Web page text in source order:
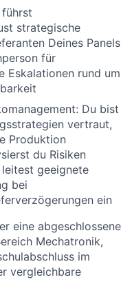
führst
strategische
Deines Panels
für
Eskalationen rund um
Du bist
vertraut,
Produktion
du Risiken
geeignete
bei
ein
eine abgeschlossene
Mechatronik,
im
vergleichbare